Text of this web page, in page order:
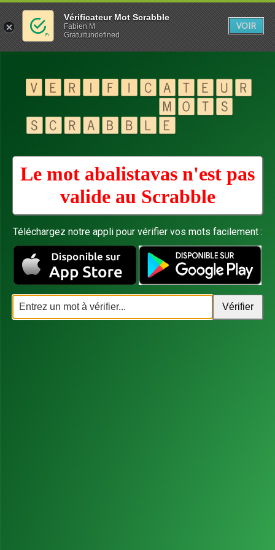
Le mot abalistavas n'est pas
valide au Scrabble
Téléchargez notre appli pour vérifier vos mots facilement :
Vérificateur Mot Scrabble
Fabien M
Gratuitundefined
VOIR